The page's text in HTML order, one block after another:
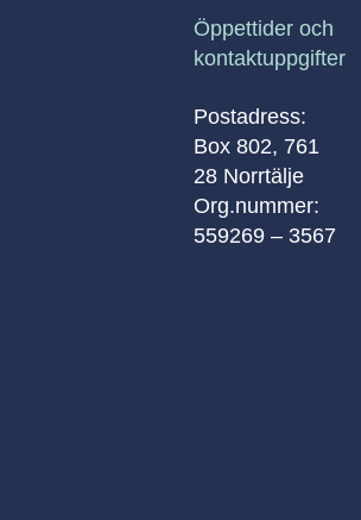
Öppettider och
kontaktuppgifter
Postadress:
Box 802, 761
28 Norrtälje
Org.nummer:
559269 – 3567